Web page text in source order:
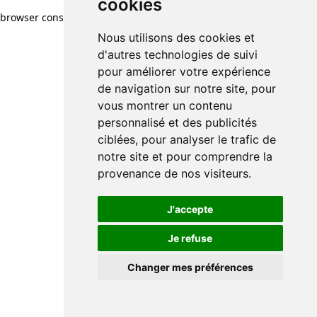
cookies
Nous utilisons des cookies et
d'autres technologies de suivi
pour améliorer votre expérience
de navigation sur notre site, pour
vous montrer un contenu
personnalisé et des publicités
ciblées, pour analyser le trafic de
notre site et pour comprendre la
provenance de nos visiteurs.
J'accepte
Je refuse
Changer mes préférences
browser console for more information)